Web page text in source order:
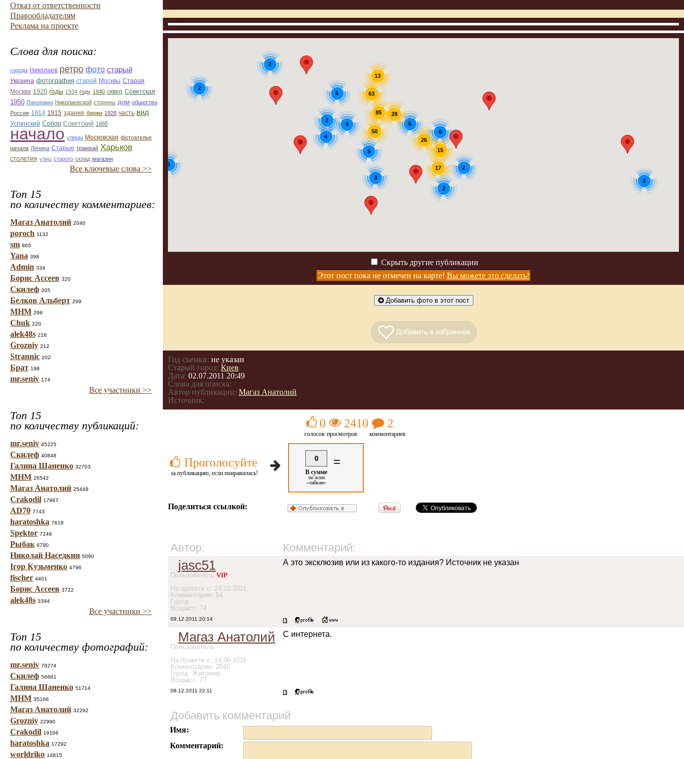
Отказ от ответственности
Правообладателям
Реклама на проекте
Слова для поиска:
города Николаев ретро фото старый
Украина фотография старой Москвы Старая
Москва 1920 годы 1934 году 1940 сквер Советская
1950 Панорама Николаевской стороны дом общества
Россия 1914 1915 здание биржи 1928 часть вид
Успенский Собор Советский 1885
начало улицы Московская фотоателье
начала Ленина Старые трамвай Харьков
столетия улиц старого склад магазин
Все ключевые слова >>
Топ 15
по количеству комментариев:
Магаз Анатолий 2040
poroch 1132
sm 865
Yana 398
Admin 334
Борис Ассеев 320
Скилеф 305
Белков Альберт 299
МНМ 298
Chuk 220
alek48s 216
Grozniy 212
Strannic 202
Брат 198
mr.seniv 174
Все участники >>
Топ 15
по количеству публикаций:
mr.seniv 45225
Скилеф 40848
Галина Шаненко 32703
МНМ 26542
Магаз Анатолий 25449
Crakodil 17967
AD70 7743
haratoshka 7618
Spektor 7249
Рыбак 6790
Николай Наседкин 5090
Ігор Кузьменко 4796
fischer 4401
Борис Ассеев 3722
alek48s 3394
Все участники >>
Топ 15
по количеству фотографий:
mr.seniv 78274
Скилеф 56681
Галина Шаненко 51714
МНМ 35166
Магаз Анатолий 32292
Grozniy 22990
Crakodil 19166
haratoshka 17292
worldriko 14815
17
85
50
15
63
13
6
5
9
26
3
6
2
6
28
2
2
2
2
4
2
6
Скрыть другие публикации
Этот пост пока не отмечен на карте! Вы можете это сделать!
Добавить фото в этот пост
Год съемки: не указан
Старый город: Киев
Дата: 02.07.2011 20:49
Слова для поиска:
Автор публикации: Магаз Анатолий
Источник:
Проголосуйте
за публикацию, если понравилась!
0
голосов
2410
просмотров
2
комментариев
0
В сумме
по всем
«лайкам»
=
Поделиться ссылкой:
Автор: Комментарий:
jasc51
Пользователь VIP
На проекте с: 24.10.2011
Комментарии: 54
Город:
Возраст: 74
А это эксклюзив или из какого-то издания? Источник не указан
09.12.2011 20:14
Магаз Анатолий
Пользователь
На проекте с: 14.06.2011
Комментарии: 2040
Город: Житомир
Возраст: 77
С интернета.
09.12.2011 22:11
Добавить комментарий
Имя:
Комментарий: